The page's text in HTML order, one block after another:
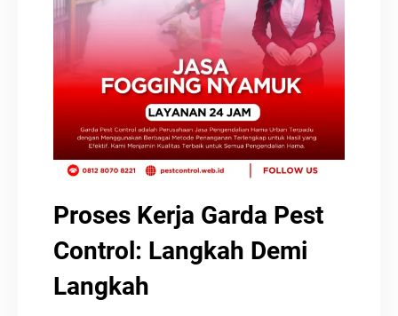
Proses Kerja Garda Pest
Control: Langkah Demi
Langkah